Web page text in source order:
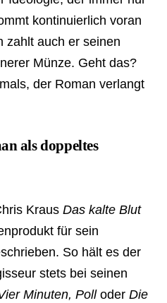
kontinuierlich voran
zahlt auch er seinen
Münze. Geht das?
der Roman verlangt
als doppeltes
KrausDas kalte Blut
für sein
So hält es der
stets bei seinen
Minuten, PolloderDie